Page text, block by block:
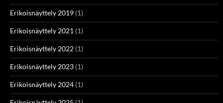
Erikoisnäyttely 2019 (1)
Erikoisnäyttely 2021 (1)
Erikoisnäyttely 2022 (1)
Erikoisnäyttely 2023 (1)
Erikoisnäyttely 2024 (1)